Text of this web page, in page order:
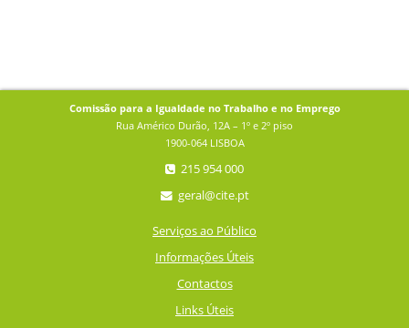
Comissão para a Igualdade no Trabalho e no Emprego
Rua Américo Durão, 12A – 1º e 2º piso
1900-064 LISBOA
215 954 000
geral@cite.pt
Serviços ao Público
Informações Úteis
Contactos
Links Úteis